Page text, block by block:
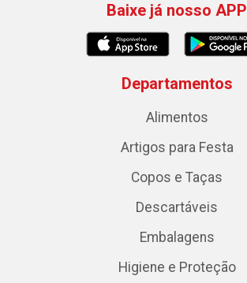
Baixe já nosso APP
Departamentos
Alimentos
Artigos para Festa
Copos e Taças
Descartáveis
Embalagens
Higiene e Proteção